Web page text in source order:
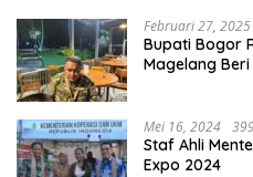
Februari 27, 2025
Bupati Bogor
Magelang
Mei 16, 2024
Staf Ahli
Expo 2024